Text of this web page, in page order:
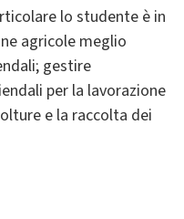
lo studente è in
agricole meglio
gestire
per la lavorazione
e la raccolta dei